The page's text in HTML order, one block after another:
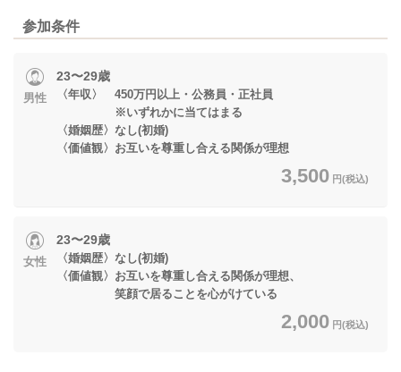
参加条件
男性
23〜29歳
〈年収〉 450万円以上・公務員・正社員
※いずれかに当てはまる
〈婚姻歴〉なし(初婚)
〈価値観〉お互いを尊重し合える関係が理想
3,500 円(税込)
女性
23〜29歳
〈婚姻歴〉なし(初婚)
〈価値観〉お互いを尊重し合える関係が理想、
笑顔で居ることを心がけている
2,000 円(税込)